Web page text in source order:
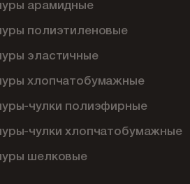
арамидные
полиэтиленовые
эластичные
хлопчатобумажные
чулки полиэфирные
чулки хлопчатобумажные
шелковые